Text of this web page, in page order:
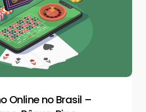
Online no Brasil –